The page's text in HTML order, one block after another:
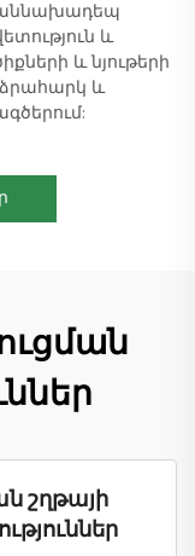
աննախադեպ
և
և նյութերի
և
շղթայի